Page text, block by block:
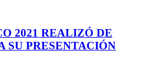
2021 REALIZÓ DE
SU PRESENTACIÓN